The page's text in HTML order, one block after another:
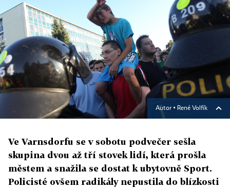
Autor ▪ René Volfík
Ve Varnsdorfu se v sobotu podvečer sešla
skupina dvou až tří stovek lidí, která prošla
městem a snažila se dostat k ubytovně Sport.
Policisté ovšem radikály nepustila do blízkosti